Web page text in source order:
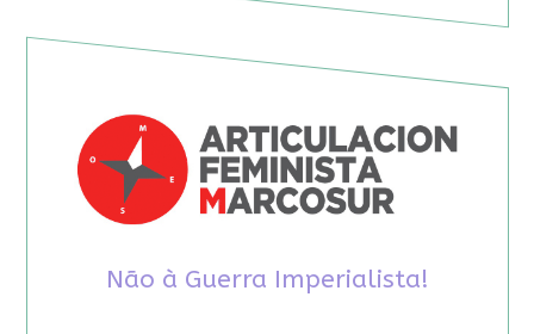
Não à Guerra Imperialista!